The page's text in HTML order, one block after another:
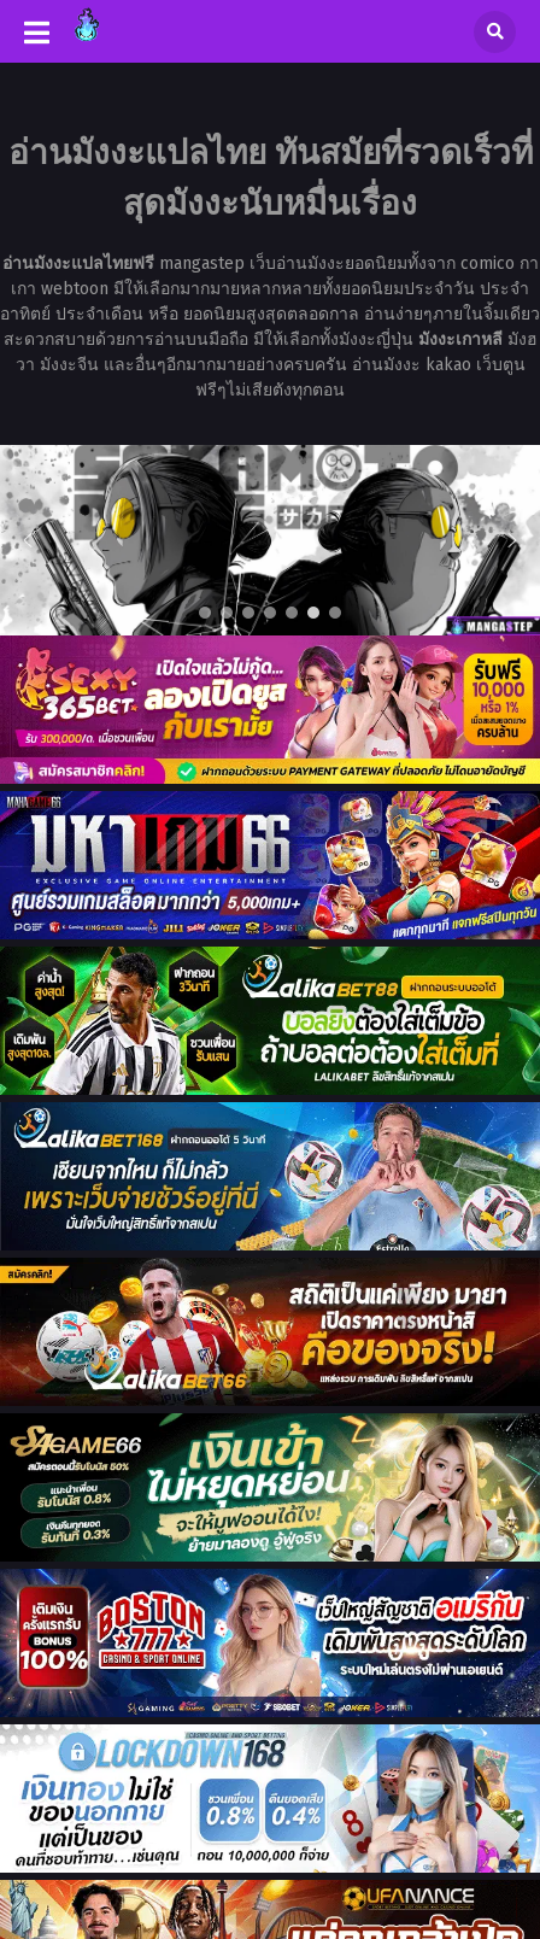
อ่านมังงะแปลไทย ทันสมัยที่รวดเร็วที่
สุดมังงะนับหมื่นเรื่อง
อ่านมังงะแปลไทยฟรีmangastep เว็บอ่านมังงะยอดนิยมทั้งจาก comico กา
เกา webtoon มีให้เลือกมากมายหลากหลายทั้งยอดนิยมประจำวัน ประจำ
อาทิตย์ ประจำเดือน หรือ ยอดนิยมสูงสุดตลอดกาล อ่านง่ายๆภายในจิ้มเดียว
สะดวกสบายด้วยการอ่านบนมือถือ มีให้เลือกทั้งมังงะญี่ปุ่น มังงะเกาหลีมังฮ
วา มังงะจีน และอื่นๆอีกมากมายอย่างครบครัน อ่านมังงะ kakao เว็บตูน
ฟรีๆไม่เสียตังทุกตอน